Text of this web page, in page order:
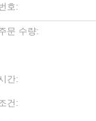
호:
문 수량:
간:
건: